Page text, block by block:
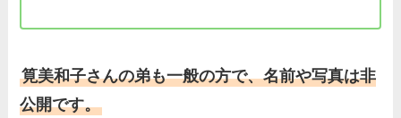
筧美和子さんの弟も一般の方で、名前や写真は非
公開です。